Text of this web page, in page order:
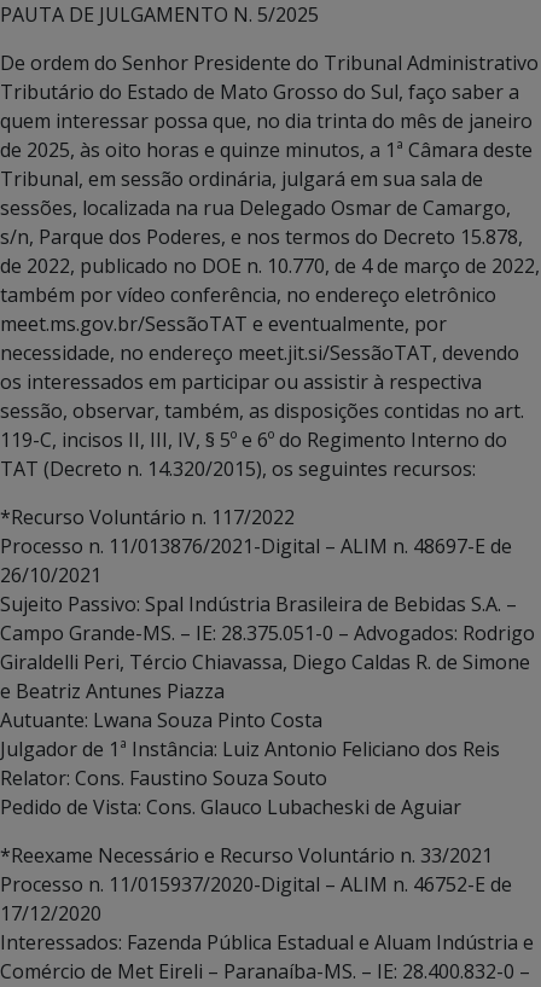
PAUTA DE JULGAMENTO N. 5/2025
De ordem do Senhor Presidente do Tribunal Administrativo
Tributário do Estado de Mato Grosso do Sul, faço saber a
quem interessar possa que, no dia trinta do mês de janeiro
de 2025, às oito horas e quinze minutos, a 1ª Câmara deste
Tribunal, em sessão ordinária, julgará em sua sala de
sessões, localizada na rua Delegado Osmar de Camargo,
s/n, Parque dos Poderes, e nos termos do Decreto 15.878,
de 2022, publicado no DOE n. 10.770, de 4 de março de 2022,
também por vídeo conferência, no endereço eletrônico
meet.ms.gov.br/SessãoTAT e eventualmente, por
necessidade, no endereço meet.jit.si/SessãoTAT, devendo
os interessados em participar ou assistir à respectiva
sessão, observar, também, as disposições contidas no art.
119-C, incisos II, III, IV, § 5º e 6º do Regimento Interno do
TAT (Decreto n. 14.320/2015), os seguintes recursos:
*Recurso Voluntário n. 117/2022
Processo n. 11/013876/2021-Digital – ALIM n. 48697-E de
26/10/2021
Sujeito Passivo: Spal Indústria Brasileira de Bebidas S.A. –
Campo Grande-MS. – IE: 28.375.051-0 – Advogados: Rodrigo
Giraldelli Peri, Tércio Chiavassa, Diego Caldas R. de Simone
e Beatriz Antunes Piazza
Autuante: Lwana Souza Pinto Costa
Julgador de 1ª Instância: Luiz Antonio Feliciano dos Reis
Relator: Cons. Faustino Souza Souto
Pedido de Vista: Cons. Glauco Lubacheski de Aguiar
*Reexame Necessário e Recurso Voluntário n. 33/2021
Processo n. 11/015937/2020-Digital – ALIM n. 46752-E de
17/12/2020
Interessados: Fazenda Pública Estadual e Aluam Indústria e
Comércio de Met Eireli – Paranaíba-MS. – IE: 28.400.832-0 –